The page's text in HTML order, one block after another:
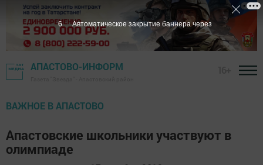
АПАСТОВО-ИНФОРМ
ВАЖНОЕ В АПАСТОВО
Апастовские школьники участвуют в
олимпиаде
5 Автоматическое закрытие баннера через